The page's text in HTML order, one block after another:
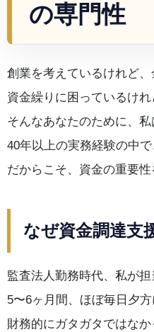
の専門性
創業を考えているけれど、
資金繰りに困っているけ
そんなあなたのために、
40年以上の実務経験の中
だからこそ、資金の重要性
なぜ資金調達支
監査法人勤務時代、私が
5〜6ヶ月間、ほぼ毎日夕
財務的にガタガタではな